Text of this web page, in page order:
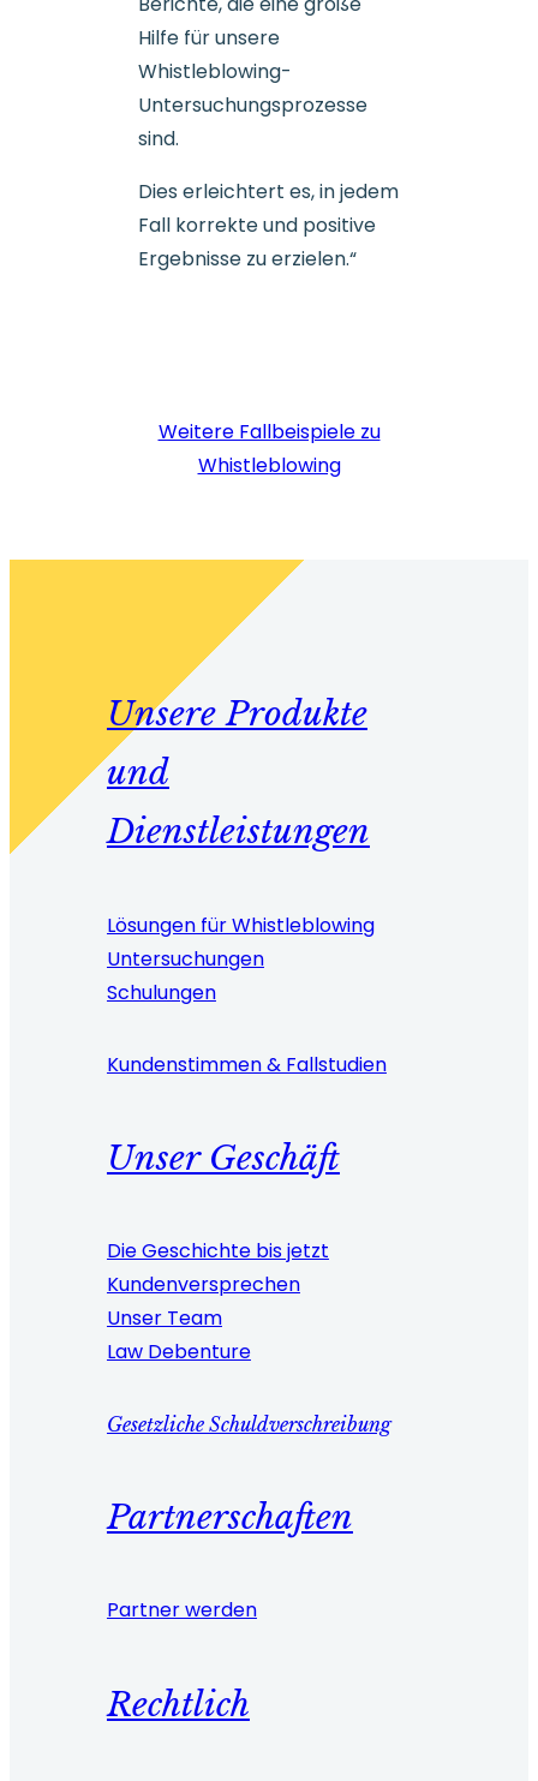
Hilfe für unsere
Whistleblowing-
Untersuchungsprozesse
sind.
Dies erleichtert es, in jedem
Fall korrekte und positive
Ergebnisse zu erzielen.“
Weitere Fallbeispiele zu
Whistleblowing
Unsere Produkte
und
Dienstleistungen
Lösungen für Whistleblowing
Untersuchungen
Schulungen
Kundenstimmen & Fallstudien
Unser Geschäft
Die Geschichte bis jetzt
Kundenversprechen
Unser Team
Law Debenture
Gesetzliche Schuldverschreibung
Partnerschaften
Partner werden
Rechtlich